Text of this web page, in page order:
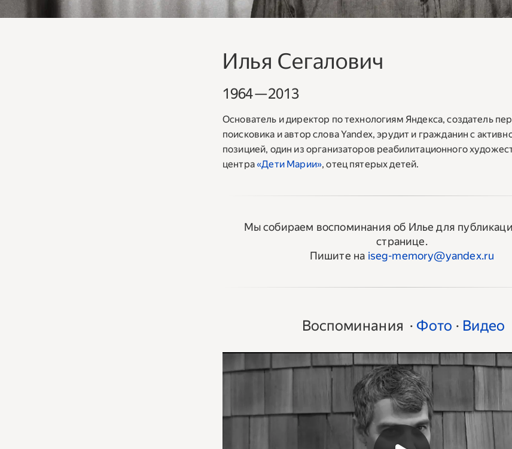
Илья Сегалович
1964 — 2013
Основатель и директор по технологиям Яндекса, создатель
поисковика и автор слова Yandex, эрудит и гражданин с
позицией, один из организаторов реабилитационного
центра«Дети Марии», отец пятерых детей.
Мы собираем воспоминания об Илье для
странице.
Пишите на iseg-memory@yandex.ru
Воспоминания · Фото · Видео